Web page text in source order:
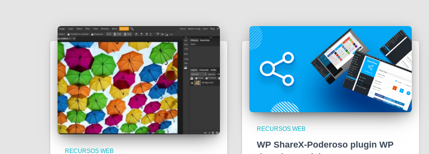
RECURSOS WEB
RECURSOS WEB
WP ShareX-Poderoso plugin WP